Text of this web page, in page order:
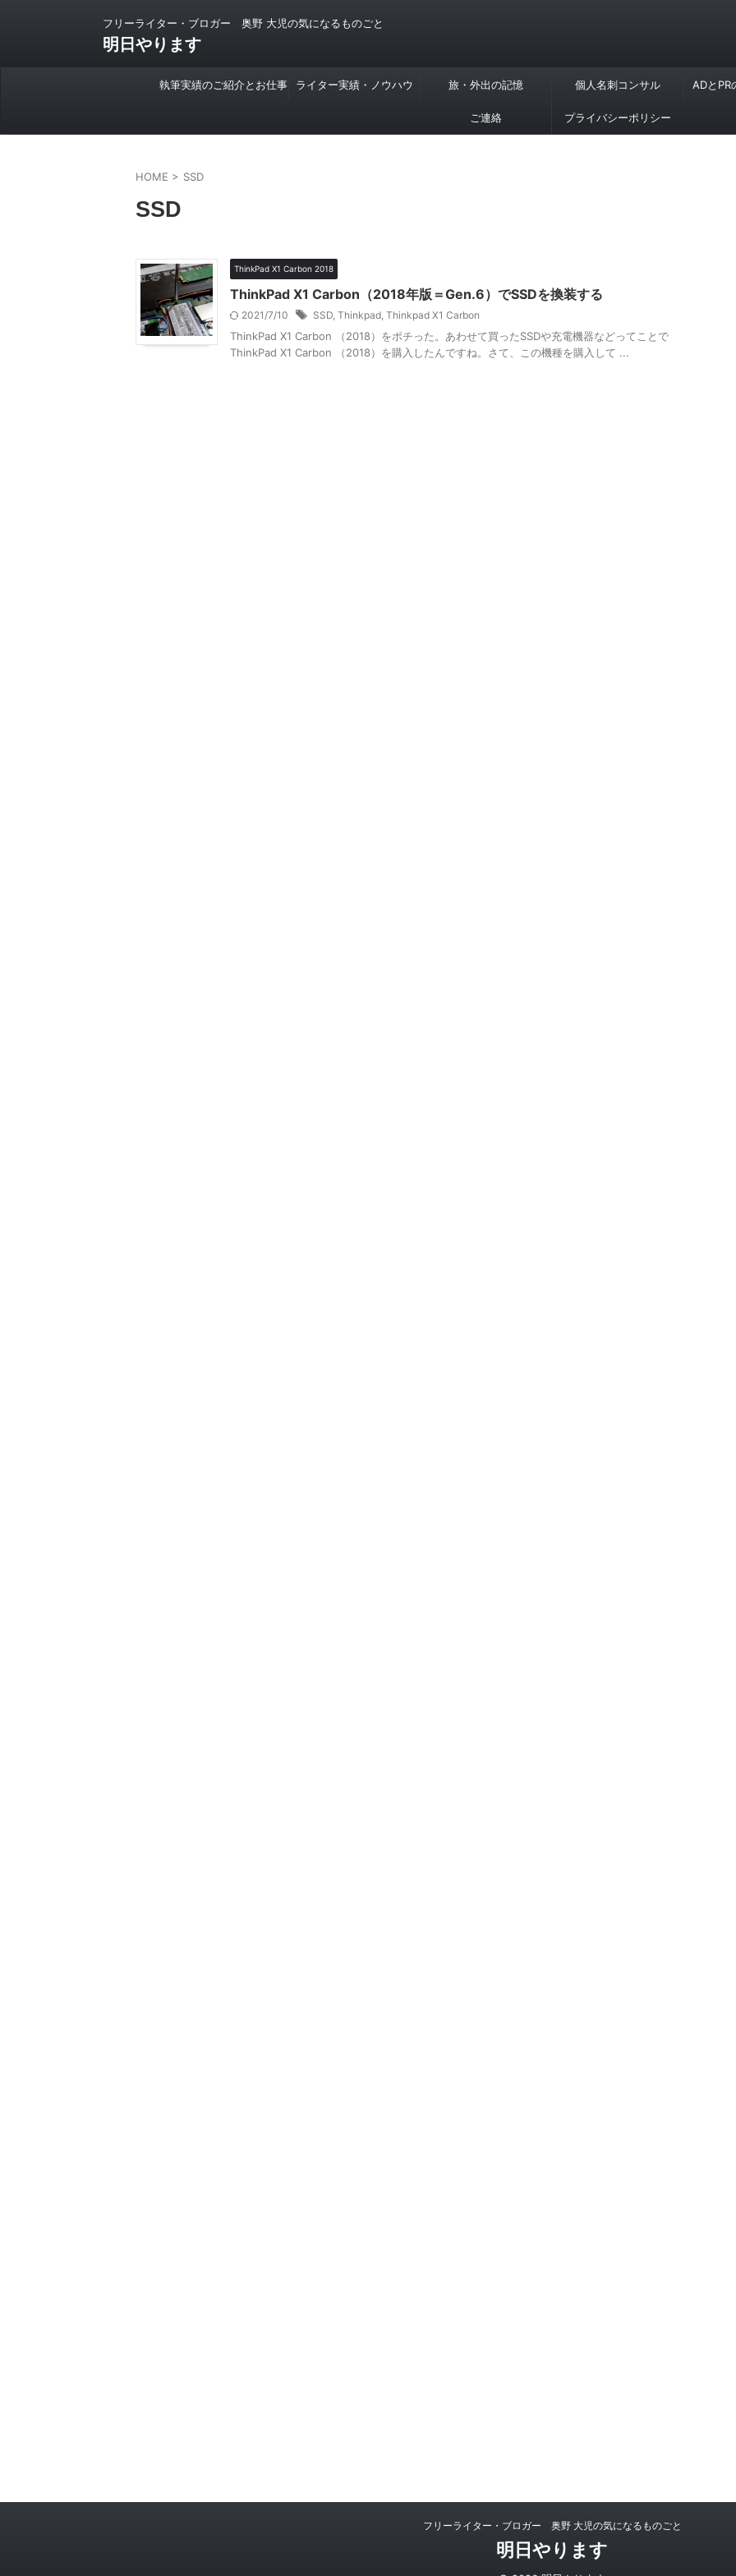
フリーライター・ブロガー 奥野 大児の気になるものごと
明日やります
執筆実績のご紹介とお仕事 ライター実績・ノウハウ 旅・外出の記憶 個人名刺コンサル ADとPR
ご連絡 プライバシーポリシー
HOME > SSD
SSD
ThinkPad X1 Carbon 2018
ThinkPad X1 Carbon（2018年版＝Gen.6）でSSDを換装する
2021/7/10 SSD, Thinkpad, Thinkpad X1 Carbon
ThinkPad X1 Carbon （2018）をポチった。あわせて買ったSSDや充電機器などってことで
ThinkPad X1 Carbon （2018）を購入したんですね。さて、この機種を購入して ...
フリーライター・ブロガー 奥野 大児の気になるものごと
明日やります